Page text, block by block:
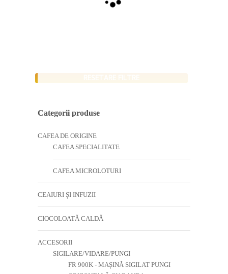
Categorii produse
CAFEA DE ORIGINE
CAFEA SPECIALITATE
CAFEA MICROLOTURI
CEAIURI ȘI INFUZII
CIOCOLOATĂ CALDĂ
ACCESORII
SIGILARE/VIDARE/PUNGI
FR 900K - MAȘINĂ SIGILAT PUNGI